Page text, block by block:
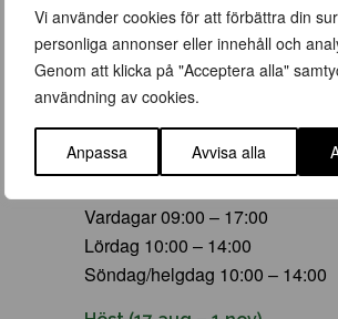
Vi använder cookies för att förbättra din
personliga annonser eller innehåll och
Genom att klicka på "Acceptera alla"
användning av cookies.
Anpassa Avvisa alla
ÖPPETTIDER
Vår (23 mars – 28 juni)
Vardagar 09:00 – 19:00
Lördag 10:00 – 16:00
Söndag/helgdag 10:00 – 16:00
Vardagar 09:00 – 17:00
Lördag 10:00 – 14:00
Söndag/helgdag 10:00 – 14:00